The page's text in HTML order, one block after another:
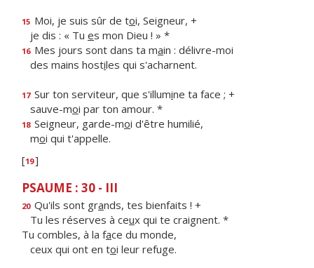
15 Moi, je suis sûr de toi, Seigneur, +
je dis : « Tu es mon Dieu ! » *
16 Mes jours sont dans ta main : délivre-moi
des mains hostiles qui s'acharnent.
17 Sur ton serviteur, que s'illumine ta face ; +
sauve-moi par ton amour. *
18 Seigneur, garde-moi d'être humilié,
moi qui t'appelle.
[19]
PSAUME : 30 - III
20 Qu'ils sont grands, tes bienfaits ! +
Tu les réserves à ceux qui te craignent. *
Tu combles, à la face du monde,
ceux qui ont en toi leur refuge.